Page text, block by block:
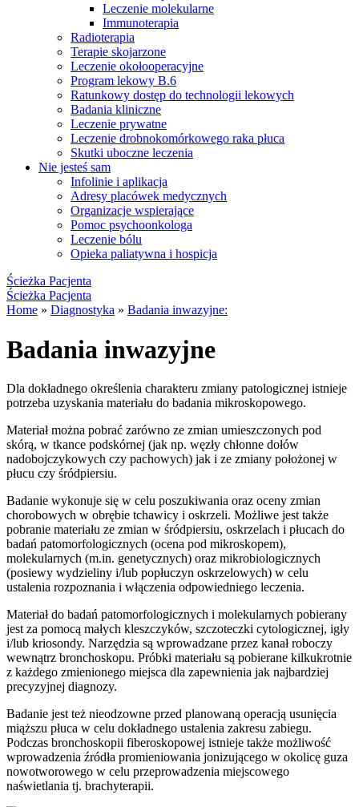
Leczenie molekularne
Immunoterapia
Radioterapia
Terapie skojarzone
Leczenie okołooperacyjne
Program lekowy B.6
Ratunkowy dostęp do technologii lekowych
Badania kliniczne
Leczenie prywatne
Leczenie drobnokomórkowego raka płuca
Skutki uboczne leczenia
Nie jesteś sam
Infolinie i aplikacja
Adresy placówek medycznych
Organizacje wspierające
Pomoc psychoonkologa
Leczenie bólu
Opieka paliatywna i hospicja
Ścieżka Pacjenta
Ścieżka Pacjenta
Home » Diagnostyka » Badania inwazyjne:
Badania inwazyjne
Dla dokładnego określenia charakteru zmiany patologicznej istnieje
potrzeba uzyskania materiału do badania mikroskopowego.
Materiał można pobrać zarówno ze zmian umieszczonych pod
skórą, w tkance podskórnej (jak np. węzły chłonne dołów
nadobojczykowych czy pachowych) jak i ze zmiany położonej w
płucu czy śródpiersiu.
Badanie wykonuje się w celu poszukiwania oraz oceny zmian
chorobowych w obrębie tchawicy i oskrzeli. Możliwe jest także
pobranie materiału ze zmian w śródpiersiu, oskrzelach i płucach do
badań patomorfologicznych (ocena pod mikroskopem),
molekularnych (m.in. genetycznych) oraz mikrobiologicznych
(posiewy wydzieliny i/lub popłuczyn oskrzelowych) w celu
ustalenia rozpoznania i włączenia odpowiedniego leczenia.
Materiał do badań patomorfologicznych i molekularnych pobierany
jest za pomocą małych kleszczyków, szczoteczki cytologicznej, igły
i/lub kriosondy. Narzędzia są wprowadzane przez kanał roboczy
wewnątrz bronchoskopu. Próbki materiału są pobierane kilkukrotnie
z każdego zmienionego miejsca dla zapewnienia jak najbardziej
precyzyjnej diagnozy.
Badanie jest też nieodzowne przed planowaną operacją usunięcia
miąższu płuca w celu dokładnego ustalenia zakresu zabiegu.
Podczas bronchoskopii fiberoskopowej istnieje także możliwość
wprowadzenia źródła promieniowania jonizującego w okolicę guza
nowotworowego w celu przeprowadzenia miejscowego
naświetlania tj. brachyterapii.